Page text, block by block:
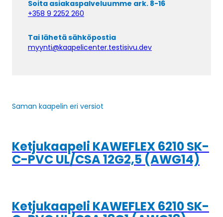
Soita asiakaspalveluumme ark. 8-16
+358 9 2252 260
Tai lähetä sähköpostia
myynti@kaapelicenter.testisivu.dev
Saman kaapelin eri versiot
Ketjukaapeli KAWEFLEX 6210 SK-
C-PVC UL/CSA 12G2,5 (AWG14)
Ketjukaapeli KAWEFLEX 6210 SK-